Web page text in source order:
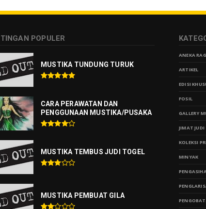
POPULER
MUSTIKA TUNDUNG TURUK
CARA PERAWATAN DAN
PENGGUNAAN MUSTIKA/PUSAKA
MUSTIKA TEMBUS JUDI TOGEL
MUSTIKA PEMBUAT GILA
ANEKA
ARTIKEL
EDISI
FOSIL
GALLERY
JIMAT JUDI
KOLEKSI
MINYAK